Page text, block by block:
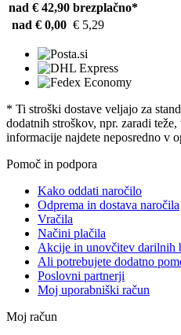
nad € 42,90 brezplačno*
nad € 0,00 € 5,29
* Ti stroški dostave veljajo za
dodatnih stroškov, npr. zaradi
informacije najdete neposredno v
Pomoč in podpora
Kako oddati naročilo
Odprema in dostava naročila
Vračila
Načini plačila
Akcije in unovčitev darilnih
Ali potrebujete dodatno
Poslovni partnerji
Moj uporabniški račun
Moj račun